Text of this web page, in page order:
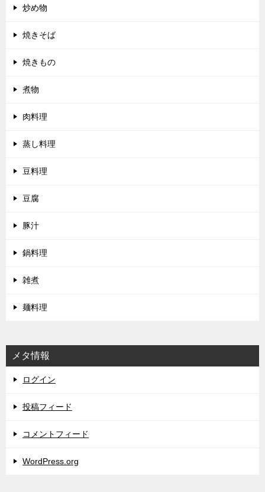
炒め物
焼きそば
焼きもの
煮物
肉料理
蒸し料理
豆料理
豆腐
豚汁
鍋料理
雑煮
麺料理
メタ情報
ログイン
投稿フィード
コメントフィード
WordPress.org